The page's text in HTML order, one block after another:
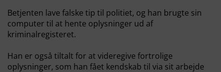
Betjenten lave falske tip til politiet, og han brugte sin
computer til at hente oplysninger ud af
kriminalregisteret.
Han er også tiltalt for at videregive fortrolige
oplysninger, som han fået kendskab til via sit arbejde